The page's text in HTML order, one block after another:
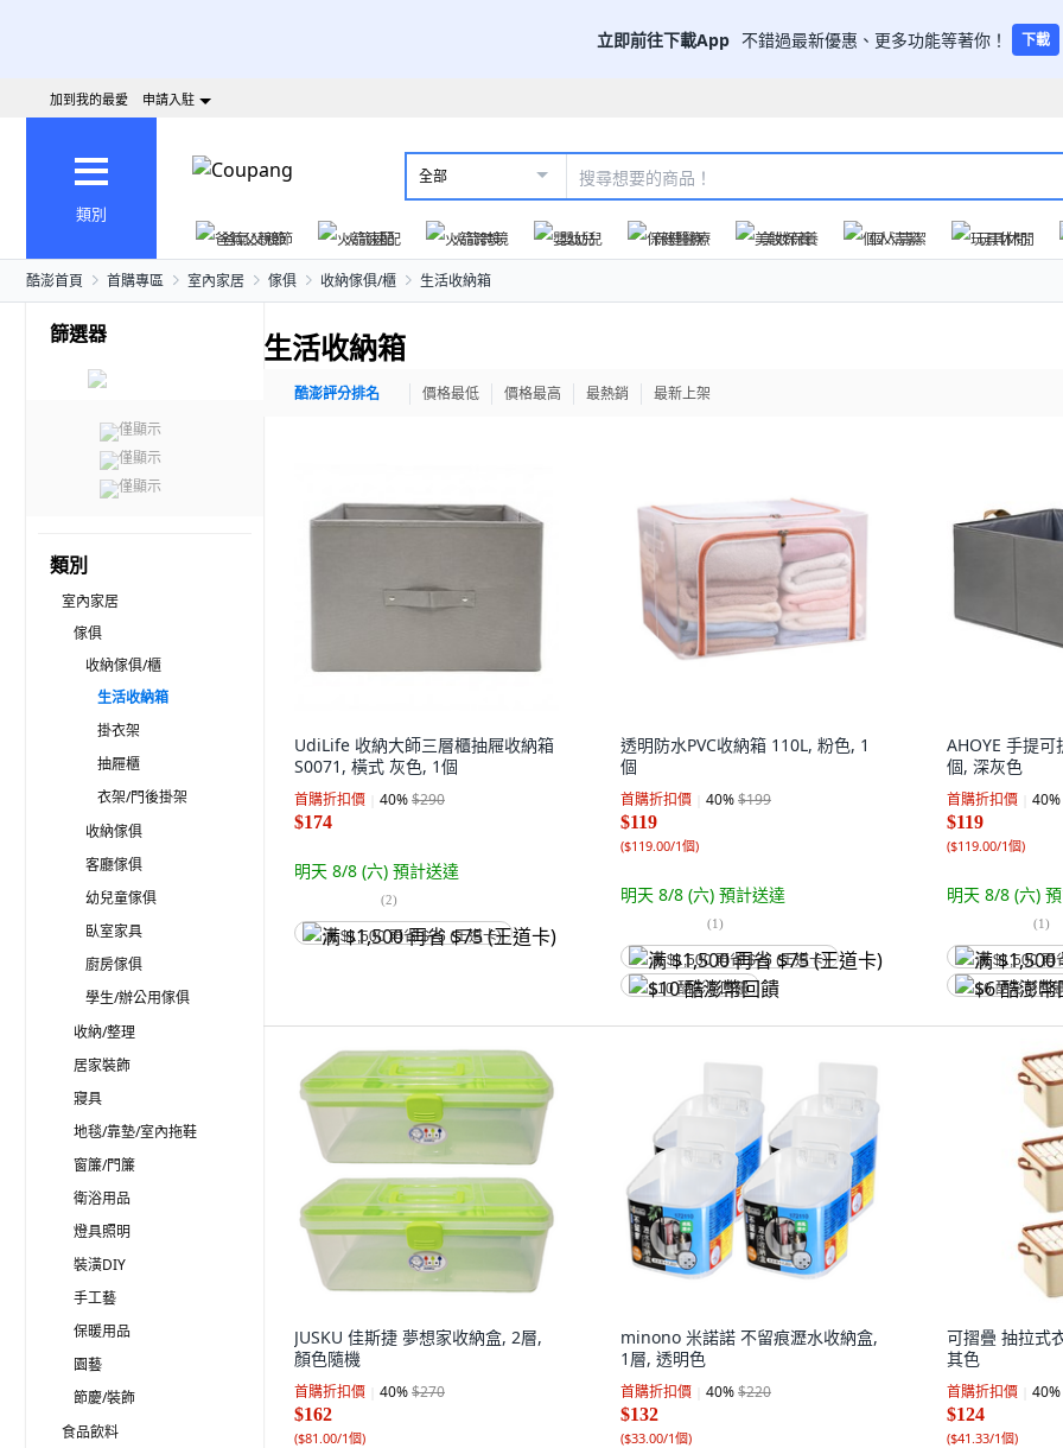
立即前往下載App 不錯過最新優惠、更多功能等著你！ 下載
加到我的最愛 申請入駐
類別
全部
爸氣父親節 火箭速配 火箭跨境 嬰幼兒 保健醫療 美妝保養 個人清潔 玩具休閒
酷澎首頁 首購專區 室內家居 傢俱 收納傢俱/櫃 生活收納箱
篩選器
僅顯示
僅顯示
僅顯示
類別
室內家居
傢俱
收納傢俱/櫃
生活收納箱
掛衣架
抽屜櫃
衣架/門後掛架
收納傢俱
客廳傢俱
幼兒童傢俱
臥室家具
廚房傢俱
學生/辦公用傢俱
收納/整理
居家裝飾
寢具
地毯/靠墊/室內拖鞋
窗簾/門簾
衛浴用品
燈具照明
裝潢DIY
手工藝
保暖用品
園藝
節慶/裝飾
食品飲料
生活收納箱
酷澎評分排名 價格最低 價格最高 最熱銷 最新上架
UdiLife 收納大師三層櫃抽屜收納箱
S0071, 橫式 灰色, 1個
首購折扣價 40%$290
$174
明天 8/8 (六) 預計送達
(2)
满 $1,500 再省 $75 (王道卡)
透明防水PVC收納箱 110L, 粉色, 1
個
首購折扣價 40%$199
$119
($119.00/1個)
明天 8/8 (六) 預計送達
(1)
满 $1,500 再省 $75 (王道卡)
$10 酷澎幣回饋
AHOYE 手提
個, 深灰色
首購折扣價 40%
$119
($119.00/1個)
明天 8/8 (六)
(1)
满 $1,500 再
$6 酷澎幣回
JUSKU 佳斯捷 夢想家收納盒, 2層,
顏色隨機
首購折扣價 40%$270
$162
($81.00/1個)
minono 米諾諾 不留痕瀝水收納盒,
1層, 透明色
首購折扣價 40%$220
$132
($33.00/1個)
可摺疊 抽拉式
其色
首購折扣價 40%
$124
($41.33/1個)